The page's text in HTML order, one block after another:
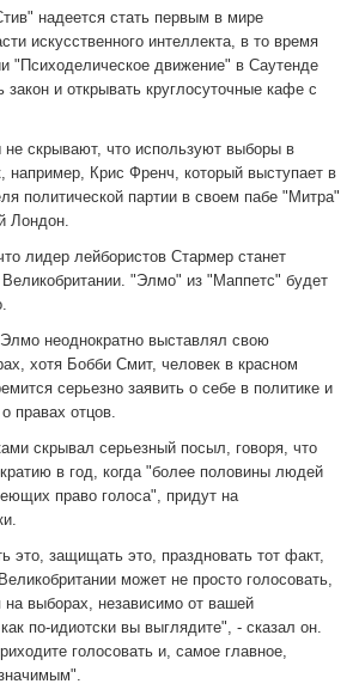
надеется стать первым в мире
искусственного интеллекта, в то время
"Психоделическое движение" в Саутенде
закон и открывать круглосуточные кафе с
не скрывают, что используют выборы в
например, Крис Френч, который выступает в
политической партии в своем пабе "Митра"
Лондон.
лидер лейбористов Стармер станет
"Элмо" из "Маппетс" будет
неоднократно выставлял свою
хотя Бобби Смит, человек в красном
серьезно заявить о себе в политике и
правах отцов.
скрывал серьезный посыл, говоря, что
в год, когда "более половины людей
право голоса", придут на
это, защищать это, праздновать тот факт,
может не просто голосовать,
на выборах, независимо от вашей
по-идиотски вы выглядите", - сказал он.
голосовать и, самое главное,